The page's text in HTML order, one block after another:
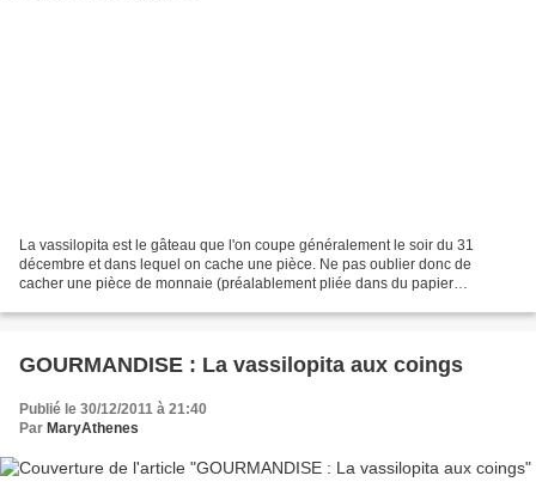
La vassilopita est le gâteau que l'on coupe généralement le soir du 31
décembre et dans lequel on cache une pièce. Ne pas oublier donc de
cacher une pièce de monnaie (préalablement pliée dans du papier
GOURMANDISE : La vassilopita aux coings
Publié le 30/12/2011 à 21:40
Par MaryAthenes